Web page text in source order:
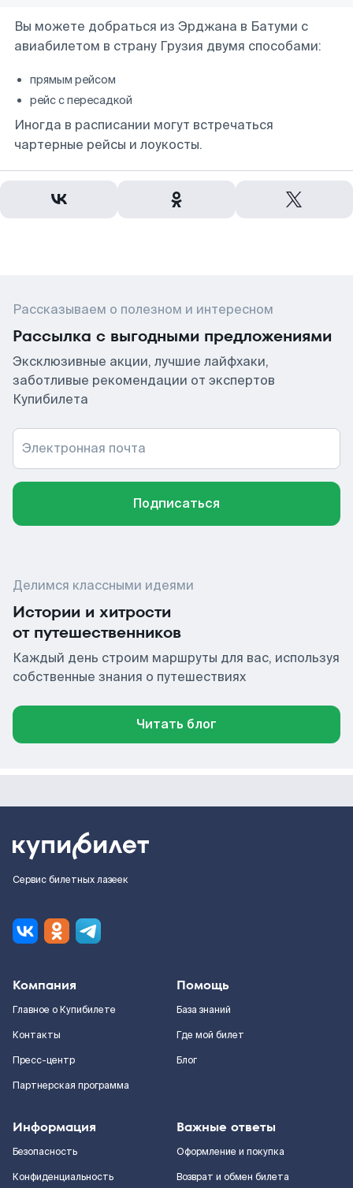
Вы можете добраться из Эрджана в Батуми с
авиабилетом в страну Грузия двумя способами:
прямым рейсом
рейс с пересадкой
Иногда в расписании могут встречаться
чартерные рейсы и лоукосты.
Рассказываем о полезном и интересном
Рассылка с выгодными предложениями
Эксклюзивные акции, лучшие лайфхаки,
заботливые рекомендации от экспертов
Купибилета
Электронная почта
Подписаться
Делимся классными идеями
Истории и хитрости
от путешественников
Каждый день строим маршруты для вас, используя
собственные знания о путешествиях
Читать блог
Сервис билетных лазеек
Компания
Главное о Купибилете
Контакты
Пресс-центр
Партнерская программа
Помощь
База знаний
Где мой билет
Блог
Информация
Безопасность
Конфиденциальность
Важные ответы
Оформление и покупка
Возврат и обмен билета